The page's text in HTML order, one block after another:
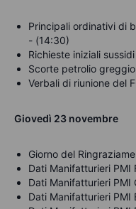
Principali ordinativi di
- (14:30)
Richieste iniziali
Scorte petrolio
Verbali di riunione del
Giovedì 23 novembre
Giorno del
Dati Manifatturieri PMI
Dati Manifatturieri PMI
Dati Manifatturieri PMI